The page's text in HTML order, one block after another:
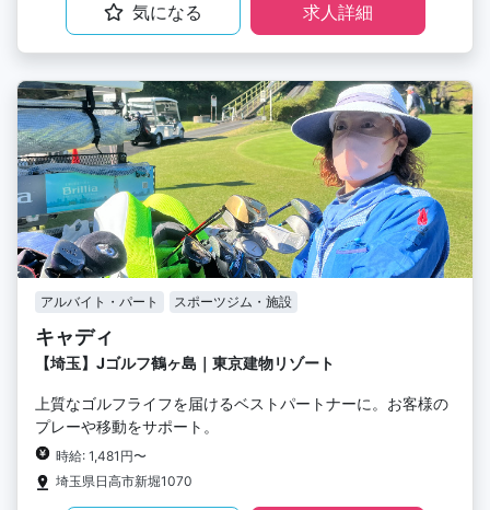
気になる 求人詳細
アルバイト・パート スポーツジム・施設
キャディ
【埼玉】Jゴルフ鶴ヶ島｜東京建物リゾート
上質なゴルフライフを届けるベストパートナーに。お客様の
プレーや移動をサポート。
時給: 1,481円〜
埼玉県日高市新堀1070